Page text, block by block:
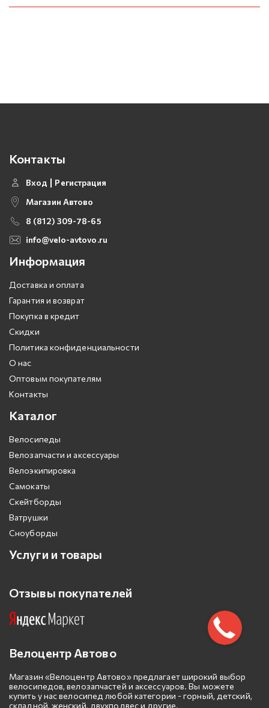
Контакты
Вход
Регистрация
Магазин Автово
8 (812) 309-78-65
info@velo-avtovo.ru
Информация
Доставка и оплата
Гарантия и возврат
Покупка в кредит
Скидки
Политика конфиденциальности
О нас
Оптовым покупателям
Контакты
Каталог
Велосипеды
Велозапчасти и аксессуары
Велоэкипировка
Самокаты
Скейтборды
Ватрушки
Сноуборды
Услуги и товары
Отзывы покупателей
Велоцентр Автово
Магазин «Велоцентр Автово» предлагает широкий выбор
велосипедов, велозапчастей и аксессуаров. Вы можете
купить у нас велосипед любой категории - горный, детский,
складной, женский, двухподвес и другие.